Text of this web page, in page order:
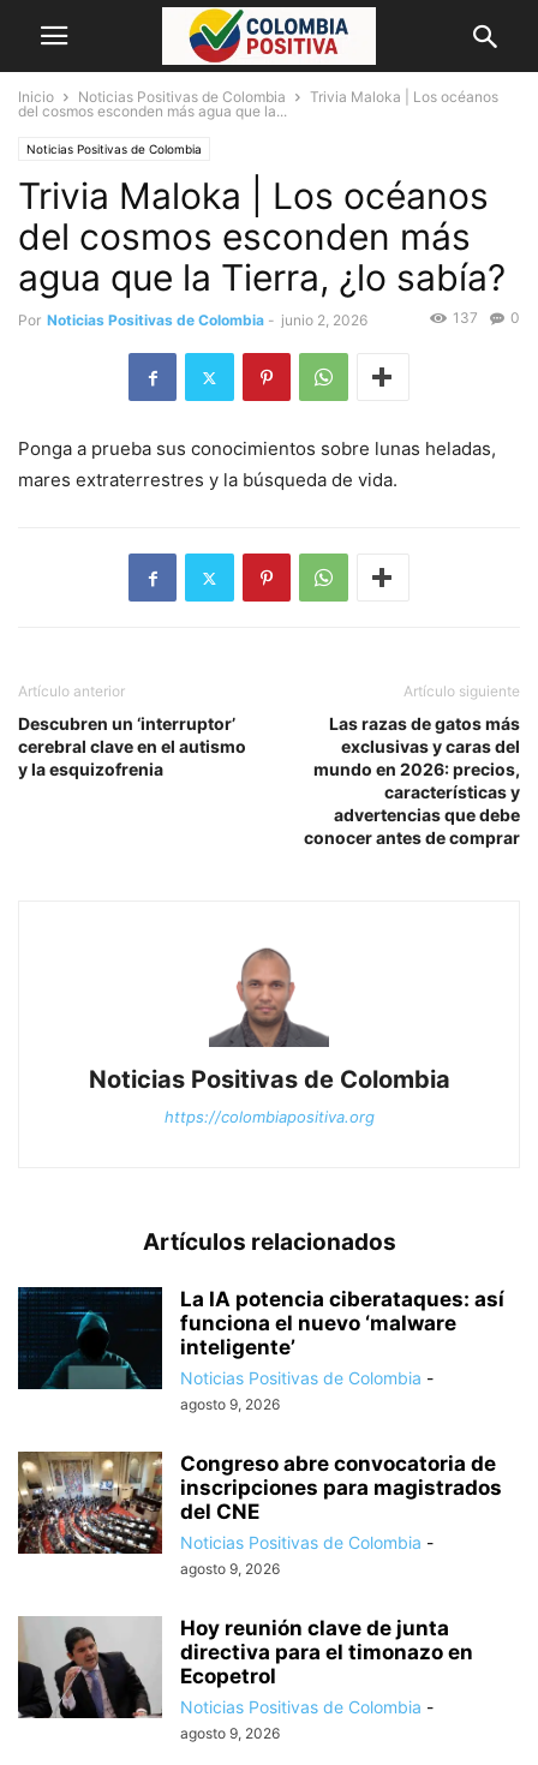
Inicio Noticias Positivas de Colombia
Trivia Maloka | Los océanos
del cosmos esconden más agua que la...
Noticias Positivas de Colombia
Trivia Maloka | Los océanos
del cosmos esconden más
agua que la Tierra, ¿lo sabía?
Por Noticias Positivas de Colombia - junio 2, 2026 0
137
Ponga a prueba sus conocimientos sobre lunas heladas,
mares extraterrestres y la búsqueda de vida.
Artículo anterior
Descubren un ‘interruptor’
cerebral clave en el autismo
y la esquizofrenia
Artículo siguiente
Las razas de gatos más
exclusivas y caras del
mundo en 2026: precios,
características y
advertencias que debe
conocer antes de comprar
Noticias Positivas de Colombia
https://colombiapositiva.org
Artículos relacionados
La IA potencia ciberataques: así
funciona el nuevo ‘malware
inteligente’
Noticias Positivas de Colombia -
agosto 9, 2026
Congreso abre convocatoria de
inscripciones para magistrados
del CNE
Noticias Positivas de Colombia -
agosto 9, 2026
Hoy reunión clave de junta
directiva para el timonazo en
Ecopetrol
Noticias Positivas de Colombia -
agosto 9, 2026